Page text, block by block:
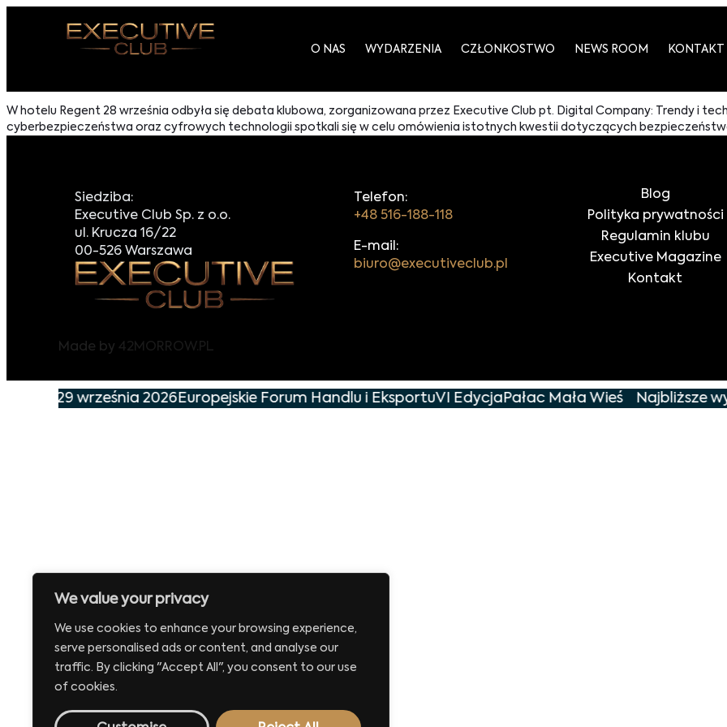
We value your privacy
We use cookies to enhance your browsing experience,
serve personalised ads or content, and analyse our
traffic. By clicking "Accept All", you consent to our use
of cookies.
O NAS WYDARZENIA CZŁONKOSTWO NEWS ROOM KONTAKT
W hotelu Regent 28 września odbyła się debata klubowa, zorganizowana przez Executive Club pt. Digital Company: Trendy i
cyberbezpieczeństwa oraz cyfrowych technologii spotkali się w celu omówienia istotnych kwestii dotyczących
Siedziba:
Executive Club Sp. z o.o.
ul. Krucza 16/22
00-526 Warszawa
Telefon:
+48 516-188-118
E-mail:
biuro@executiveclub.pl
Blog
Polityka prywatności
Regulamin klubu
Executive Magazine
Kontakt
Made by 42MORROW.PL
już 29 września 2026Europejskie Forum Handlu i EksportuVI EdycjaPałac Mała Wieś Najbliższe